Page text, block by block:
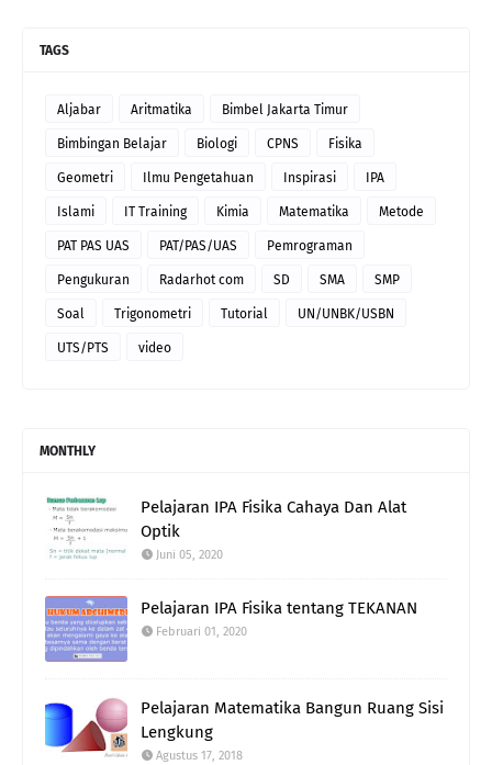
TAGS
Aljabar Aritmatika Bimbel Jakarta Timur
Bimbingan Belajar Biologi CPNS Fisika
Geometri Ilmu Pengetahuan Inspirasi IPA
Islami IT Training Kimia Matematika Metode
PAT PAS UAS PAT/PAS/UAS Pemrograman
Pengukuran Radarhot com SD SMA SMP
Soal Trigonometri Tutorial UN/UNBK/USBN
UTS/PTS video
MONTHLY
Pelajaran IPA Fisika Cahaya Dan Alat
Optik
Juni 05, 2020
Pelajaran IPA Fisika tentang TEKANAN
Februari 01, 2020
Pelajaran Matematika Bangun Ruang Sisi
Lengkung
Agustus 17, 2018